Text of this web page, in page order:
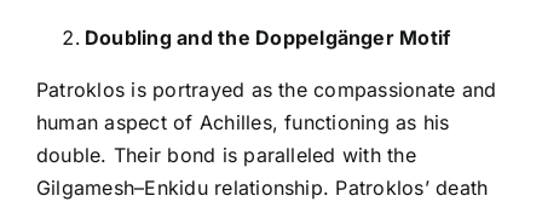
Doubling and the Doppelgänger Motif
Patroklos is portrayed as the compassionate and
human aspect of Achilles, functioning as his
double. Their bond is paralleled with the
Gilgamesh–Enkidu relationship. Patroklos’ death